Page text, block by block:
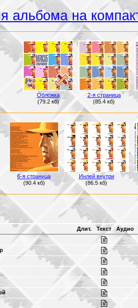
альбома на
Обложка
(79.2 кб)
2-я страница
(85.4 кб)
6-я страница
(90.4 кб)
Инлей внутри
(86.5 кб)
Длит. Текст
Аудио